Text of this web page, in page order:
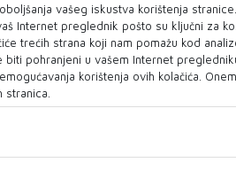
TikToku povećavaju namjeru
za 38%, dok 79% korisnika
sadržaj specifičan za ovu
koji profesionalnu
vašeg iskustva korištenja
Internet preglednik pošto su ključni za
trećih strana koji nam pomažu kod
biti pohranjeni u vašem Internet
korištenja ovih kolačića.